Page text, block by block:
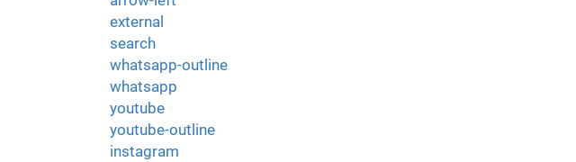
external
search
whatsapp-outline
whatsapp
youtube
youtube-outline
instagram